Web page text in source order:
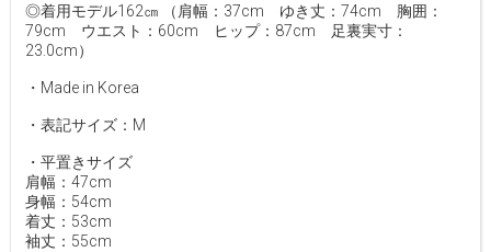
◎着用モデル162㎝ （肩幅：37cm ゆき丈：74cm 胸囲：
79cm ウエスト：60cm ヒップ：87cm 足裏実寸：
23.0cm）
・Made in Korea
・表記サイズ：M
・平置きサイズ
肩幅：47cm
身幅：54cm
着丈：53cm
袖丈：55cm